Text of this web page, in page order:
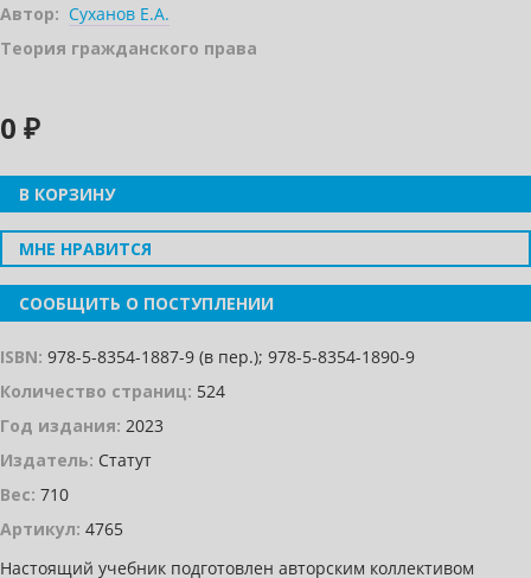
Автор: Суханов Е.А.
Теория гражданского права
0 ₽
В КОРЗИНУ
МНЕ НРАВИТСЯ
СООБЩИТЬ О ПОСТУПЛЕНИИ
ISBN: 978-5-8354-1887-9 (в пер.); 978-5-8354-1890-9
Количество страниц: 524
Год издания: 2023
Издатель: Статут
Вес: 710
Артикул: 4765
Настоящий учебник подготовлен авторским коллективом